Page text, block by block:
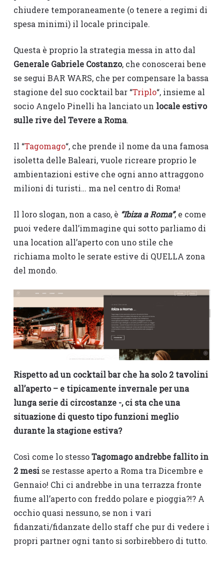
chiudere temporaneamente (o tenere a regimi di
spesa minimi) il locale principale.
Questa è proprio la strategia messa in atto dal
Generale Gabriele Costanzo, che conoscerai bene
se segui BAR WARS, che per compensare la bassa
stagione del suo cocktail bar “Triplo“, insieme al
socio Angelo Pinelli ha lanciato un locale estivo
sulle rive del Tevere a Roma.
Il “Tagomago“, che prende il nome da una famosa
isoletta delle Baleari, vuole ricreare proprio le
ambientazioni estive che ogni anno attraggono
milioni di turisti… ma nel centro di Roma!
Il loro slogan, non a caso, è “Ibiza a Roma”, e come
puoi vedere dall’immagine qui sotto parliamo di
una location all’aperto con uno stile che
richiama molto le serate estive di QUELLA zona
del mondo.
Rispetto ad un cocktail bar che ha solo 2 tavolini
all’aperto – e tipicamente invernale per una
lunga serie di circostanze -, ci sta che una
situazione di questo tipo funzioni meglio
durante la stagione estiva?
Così come lo stessoTagomago andrebbe fallito in
2 mesise restasse aperto a Roma tra Dicembre e
Gennaio! Chi ci andrebbe in una terrazza fronte
fiume all’aperto con freddo polare e pioggia?!? A
occhio quasi nessuno, se non i vari
fidanzati/fidanzate dello staff che pur di vedere i
propri partner ogni tanto si sorbirebbero di tutto.